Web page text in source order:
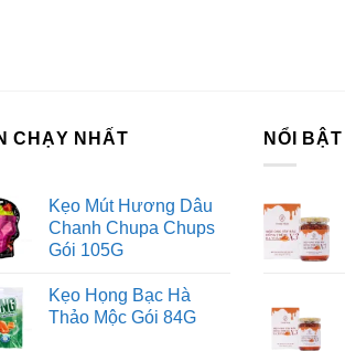
CHẠY NHẤT
Kẹo Mút Hương Dâu
Chanh Chupa Chups
Gói 105G
Kẹo Họng Bạc Hà
Thảo Mộc Gói 84G
NỔI BẬT